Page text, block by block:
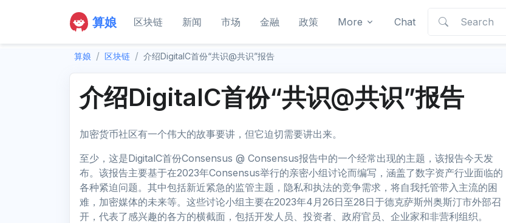
算娘 区块链 新闻 市场 金融 政策 More Chat
算娘 区块链 介绍DigitalC首份“共识@共识”报告
介绍DigitalC首份“共识@共识”报告
加密货币社区有一个伟大的故事要讲，但它迫切需要讲出来。
至少，这是DigitalC首份Consensus @ Consensus报告中的一个经常出现的主题，该报告今天发
布。该报告主要基于在2023年Consensus举行的亲密小组讨论而编写，涵盖了数字资产行业面临的
各种紧迫问题。其中包括新近紧急的监管主题，隐私和执法的竞争需求，将自我托管带入主流的困
难，加密媒体的未来等。这些讨论小组主要在2023年4月26日至28日于德克萨斯州奥斯汀市外部召
开，代表了感兴趣的各方的横截面，包括开发人员、投资者、政府官员、企业家和非营利组织。